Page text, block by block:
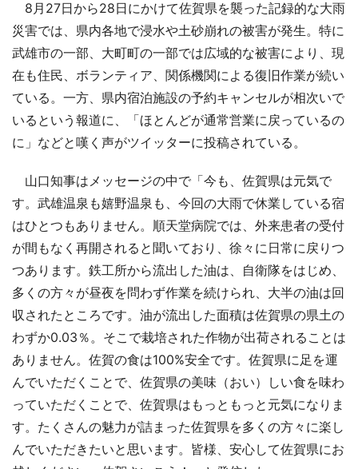
8月27日から28日にかけて佐賀県を襲った記録的な大雨
災害では、県内各地で浸水や土砂崩れの被害が発生。特に
武雄市の一部、大町町の一部では広域的な被害により、現
在も住民、ボランティア、関係機関による復旧作業が続い
ている。一方、県内宿泊施設の予約キャンセルが相次いで
いるという報道に、「ほとんどが通常営業に戻っているの
に」などと嘆く声がツイッターに投稿されている。
山口知事はメッセージの中で「今も、佐賀県は元気で
す。武雄温泉も嬉野温泉も、今回の大雨で休業している宿
はひとつもありません。順天堂病院では、外来患者の受付
が間もなく再開されると聞いており、徐々に日常に戻りつ
つあります。鉄工所から流出した油は、自衛隊をはじめ、
多くの方々が昼夜を問わず作業を続けられ、大半の油は回
収されたところです。油が流出した面積は佐賀県の県土の
わずか0.03％。そこで栽培された作物が出荷されることは
ありません。佐賀の食は100%安全です。佐賀県に足を運
んでいただくことで、佐賀県の美味（おい）しい食を味わ
っていただくことで、佐賀県はもっともっと元気になりま
す。たくさんの魅力が詰まった佐賀県を多くの方々に楽し
んでいただきたいと思います。皆様、安心して佐賀県にお